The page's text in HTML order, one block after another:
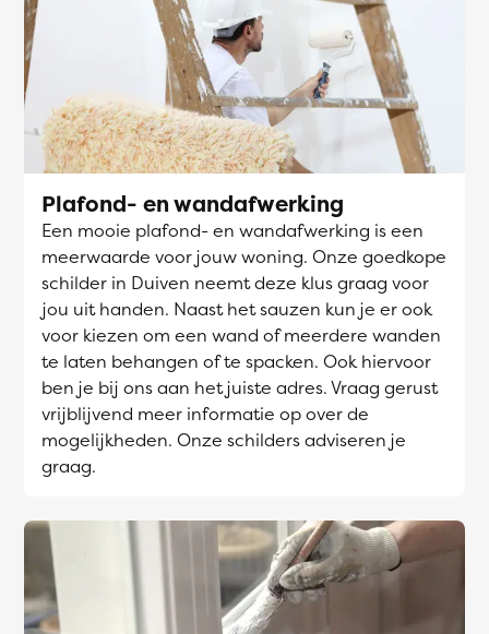
Plafond- en wandafwerking
Een mooie plafond- en wandafwerking is een
meerwaarde voor jouw woning. Onze goedkope
schilder in Duiven neemt deze klus graag voor
jou uit handen. Naast het sauzen kun je er ook
voor kiezen om een wand of meerdere wanden
te laten behangen of te spacken. Ook hiervoor
ben je bij ons aan het juiste adres. Vraag gerust
vrijblijvend meer informatie op over de
mogelijkheden. Onze schilders adviseren je
graag.